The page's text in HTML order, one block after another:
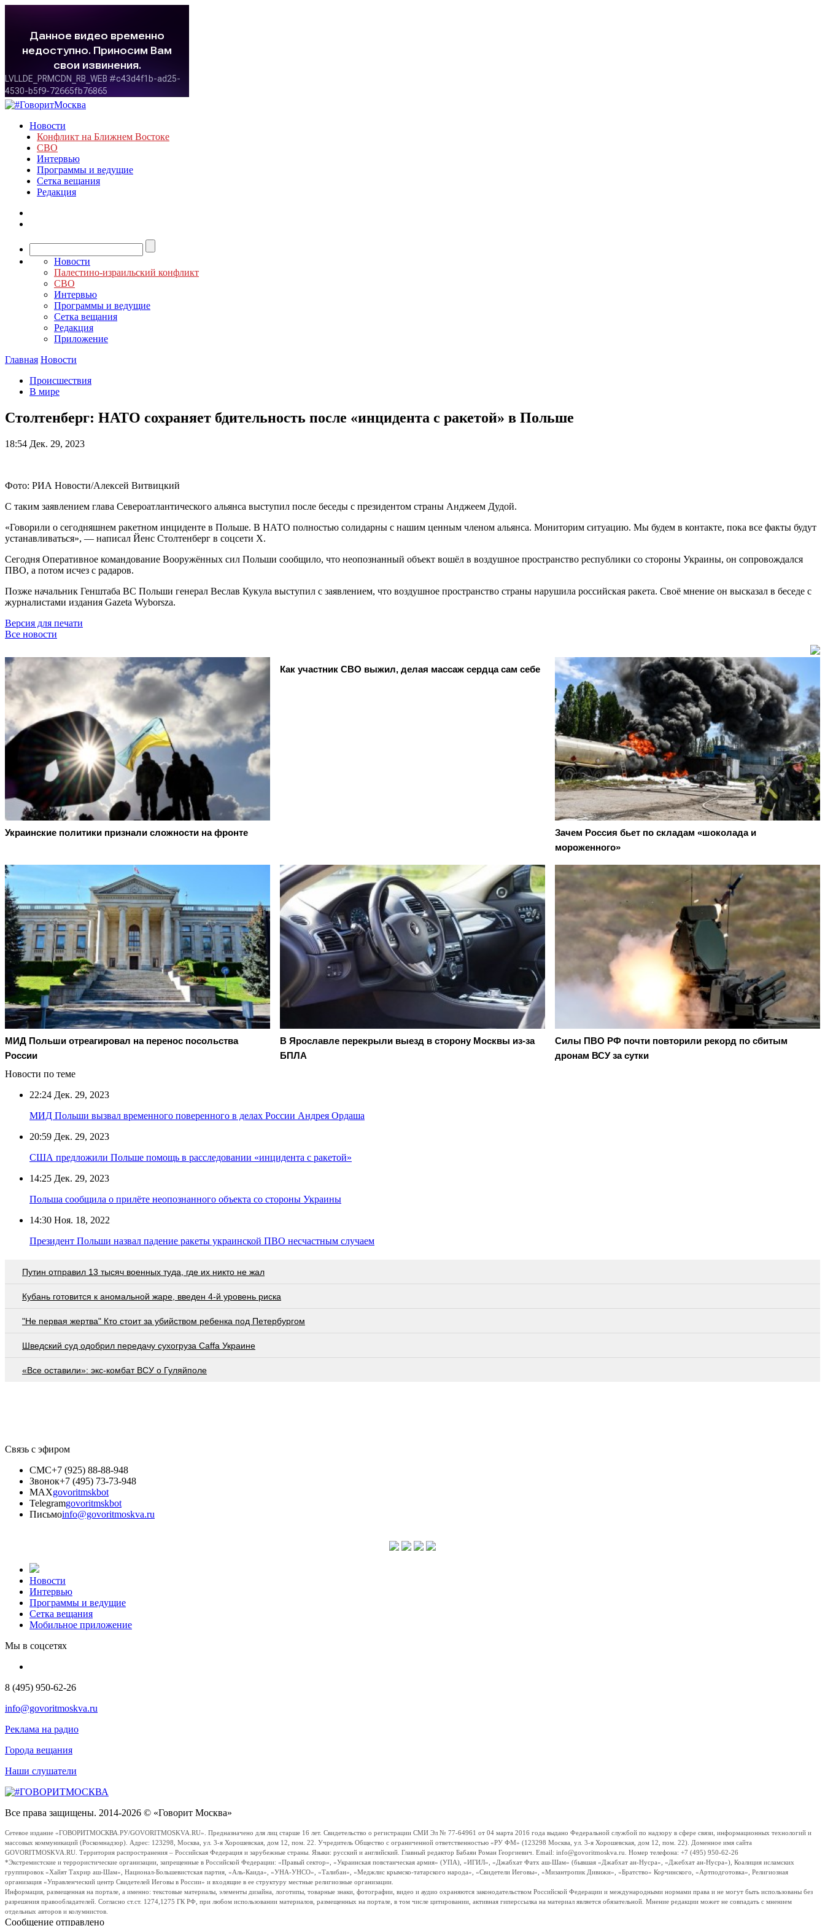
Новости
Конфликт на Ближнем Востоке
СВО
Интервью
Программы и ведущие
Сетка вещания
Редакция
Новости
Палестино-израильский конфликт
СВО
Интервью
Программы и ведущие
Сетка вещания
Редакция
Приложение
Главная Новости
Происшествия
В мире
Столтенберг: НАТО сохраняет бдительность после «инцидента с ракетой» в Польше
18:54 Дек. 29, 2023
Фото: РИА Новости/Алексей Витвицкий
С таким заявлением глава Североатлантического альянса выступил после беседы с президентом страны Анджеем Дудой.
«Говорили о сегодняшнем ракетном инциденте в Польше. В НАТО полностью солидарны с нашим ценным членом альянса. Мониторим ситуацию. Мы будем в контакте, пока все факты будут
устанавливаться», — написал Йенс Столтенберг в соцсети Х.
Сегодня Оперативное командование Вооружённых сил Польши сообщило, что неопознанный объект вошёл в воздушное пространство республики со стороны Украины, он сопровождался
ПВО, а потом исчез с радаров.
Позже начальник Генштаба ВС Польши генерал Веслав Кукула выступил с заявлением, что воздушное пространство страны нарушила российская ракета. Своё мнение он высказал в беседе с
журналистами издания Gazeta Wyborsza.
Версия для печати
Все новости
Украинские политики признали сложности на фронте
Как участник СВО выжил, делая массаж сердца сам себе
Зачем Россия бьет по складам «шоколада и
мороженного»
МИД Польши отреагировал на перенос посольства
России
В Ярославле перекрыли выезд в сторону Москвы из-за
БПЛА
Cилы ПВО РФ почти повторили рекорд по сбитым
дронам ВСУ за сутки
Новости по теме
22:24 Дек. 29, 2023
МИД Польши вызвал временного поверенного в делах России Андрея Ордаша
20:59 Дек. 29, 2023
США предложили Польше помощь в расследовании «инцидента с ракетой»
14:25 Дек. 29, 2023
Польша сообщила о прилёте неопознанного объекта со стороны Украины
14:30 Ноя. 18, 2022
Президент Польши назвал падение ракеты украинской ПВО несчастным случаем
Путин отправил 13 тысяч военных туда, где их никто не жал
Кубань готовится к аномальной жаре, введен 4-й уровень риска
"Не первая жертва" Кто стоит за убийством ребенка под Петербургом
Шведский суд одобрил передачу сухогруза Caffa Украине
«Все оставили»: экс-комбат ВСУ о Гуляйполе
Связь с эфиром
СМС+7 (925) 88-88-948
Звонок+7 (495) 73-73-948
MAXgovoritmskbot
Telegramgovoritmskbot
Письмоinfo@govoritmoskva.ru
Новости
Интервью
Программы и ведущие
Сетка вещания
Мобильное приложение
Мы в соцсетях
8 (495) 950-62-26
info@govoritmoskva.ru
Реклама на радио
Города вещания
Наши слушатели
Все права защищены. 2014-2026 © «Говорит Москва»
Сетевое издание «ГОВОРИТМОСКВА.РУ/GOVORITMOSKVA.RU». Предназначено для лиц старше 16 лет. Свидетельство о регистрации СМИ Эл № 77-64961 от 04 марта 2016 года выдано Федеральной службой по надзору в сфере связи, информационных технологий и
массовых коммуникаций (Роскомнадзор). Адрес: 123298, Москва, ул. 3-я Хорошевская, дом 12, пом. 22. Учредитель Общество с ограниченной ответственностью «РУ ФМ» (123298 Москва, ул. 3-я Хорошевская, дом 12, пом. 22). Доменное имя сайта
GOVORITMOSKVA.RU. Территория распространения – Российская Федерация и зарубежные страны. Языки: русский и английский. Главный редактор Бабаян Роман Георгиевич. Email: info@govoritmoskva.ru. Номер телефона: +7 (495) 950-62-26
*Экстремистские и террористические организации, запрещенные в Российской Федерации: «Правый сектор», «Украинская повстанческая армия» (УПА), «ИГИЛ», «Джабхат Фатх аш-Шам» (бывшая «Джабхат ан-Нусра», «Джебхат ан-Нусра»), Коалиция исламских
группировок «Хайят Тахрир аш-Шам», Национал-Большевистская партия, «Аль-Каида», «УНА-УНСО», «Талибан», «Меджлис крымско-татарского народа», «Свидетели Иеговы», «Мизантропик Дивижн», «Братство» Корчинского, «Артподготовка», Религиозная
организация «Управленческий центр Свидетелей Иеговы в России» и входящие в ее структуру местные религиозные организации.
Информация, размещенная на портале, а именно: текстовые материалы, элементы дизайна, логотипы, товарные знаки, фотографии, видео и аудио охраняются законодательством Российской Федерации и международными нормами права и не могут быть использованы без
разрешения правообладателей. Согласно ст.ст. 1274,1275 ГК РФ, при любом использовании материалов, размещенных на портале, в том числе цитировании, активная гиперссылка на материал является обязательной. Мнение редакции может не совпадать с мнением
отдельных авторов и колумнистов.
Сообщение отправлено